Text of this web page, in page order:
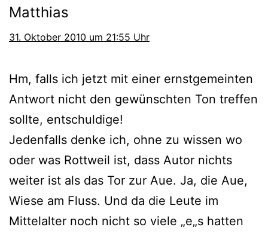
Matthias
31. Oktober 2010 um 21:55 Uhr
Hm, falls ich jetzt mit einer ernst­ge­mein­ten
Antwort nicht den gewünsch­ten Ton tref­fen
soll­te, entschuldige!
Jedenfalls den­ke ich, ohne zu wis­sen wo
oder was Rottweil ist, dass Autor nichts
wei­ter ist als das Tor zur Aue. Ja, die Aue,
Wiese am Fluss. Und da die Leute im
Mittelalter noch nicht so vie­le „e„s hat­ten